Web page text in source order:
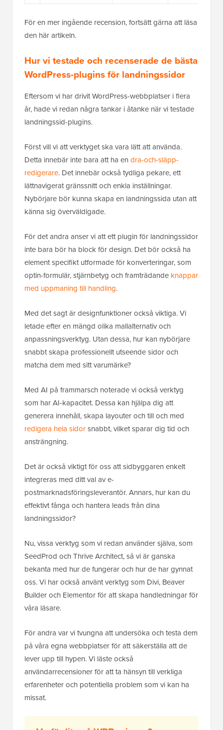
För en mer ingående recension, fortsätt gärna att läsa
den här artikeln.
Hur vi testade och recenserade de bästa
WordPress-plugins för landningssidor
Eftersom vi har drivit WordPress-webbplatser i flera
år, hade vi redan några tankar i åtanke när vi testade
landningssid-plugins.
Först vill vi att verktyget ska vara lätt att använda.
Detta innebär inte bara att ha en dra-och-släpp-
redigerare. Det innebär också tydliga pekare, ett
lättnavigerat gränssnitt och enkla inställningar.
Nybörjare bör kunna skapa en landningssida utan att
känna sig överväldigade.
För det andra anser vi att ett plugin för landningssidor
inte bara bör ha block för design. Det bör också ha
element specifikt utformade för konverteringar, som
optin-formulär, stjärnbetyg och framträdande knappar
med uppmaning till handling.
Med det sagt är designfunktioner också viktiga. Vi
letade efter en mängd olika mallalternativ och
anpassningsverktyg. Utan dessa, hur kan nybörjare
snabbt skapa professionellt utseende sidor och
matcha dem med sitt varumärke?
Med AI på frammarsch noterade vi också verktyg
som har AI-kapacitet. Dessa kan hjälpa dig att
generera innehåll, skapa layouter och till och med
redigera hela sidorsnabbt, vilket sparar dig tid och
ansträngning.
Det är också viktigt för oss att sidbyggaren enkelt
integreras med ditt val av e-
postmarknadsföringsleverantör. Annars, hur kan du
effektivt fånga och hantera leads från dina
landningssidor?
Nu, vissa verktyg som vi redan använder själva, som
SeedProd och Thrive Architect, så vi är ganska
bekanta med hur de fungerar och hur de har gynnat
oss. Vi har också använt verktyg som Divi, Beaver
Builder och Elementor för att skapa handledningar för
våra läsare.
För andra var vi tvungna att undersöka och testa dem
på våra egna webbplatser för att säkerställa att de
lever upp till hypen. Vi läste också
användarrecensioner för att ta hänsyn till verkliga
erfarenheter och potentiella problem som vi kan ha
missat.